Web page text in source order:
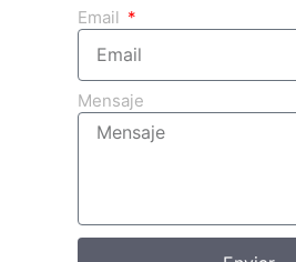
Email
Mensaje